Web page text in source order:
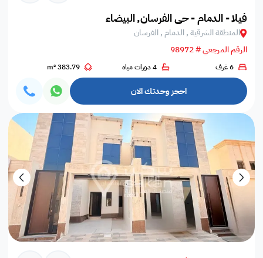
فيلا - الدمام - حي الفرسان, البيضاء
المنطقة الشرقية , الدمام , الفرسان
الرقم المرجعي # 98972
6 غرف 4 دورات مياه 383.79 m²
احجز وحدتك الان